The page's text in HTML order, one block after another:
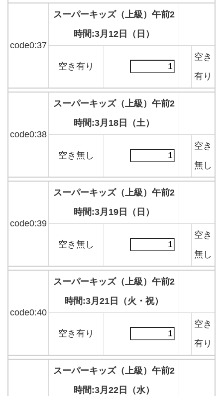
code0:37
スーパーキッズ（上級）午前2
時間:3月12日（日）
空き有り
空き
有り
code0:38
スーパーキッズ（上級）午前2
時間:3月18日（土）
空き無し
空き
無し
code0:39
スーパーキッズ（上級）午前2
時間:3月19日（日）
空き無し
空き
無し
code0:40
スーパーキッズ（上級）午前2
時間:3月21日（火・祝）
空き有り
空き
有り
スーパーキッズ（上級）午前2
時間:3月22日（水）